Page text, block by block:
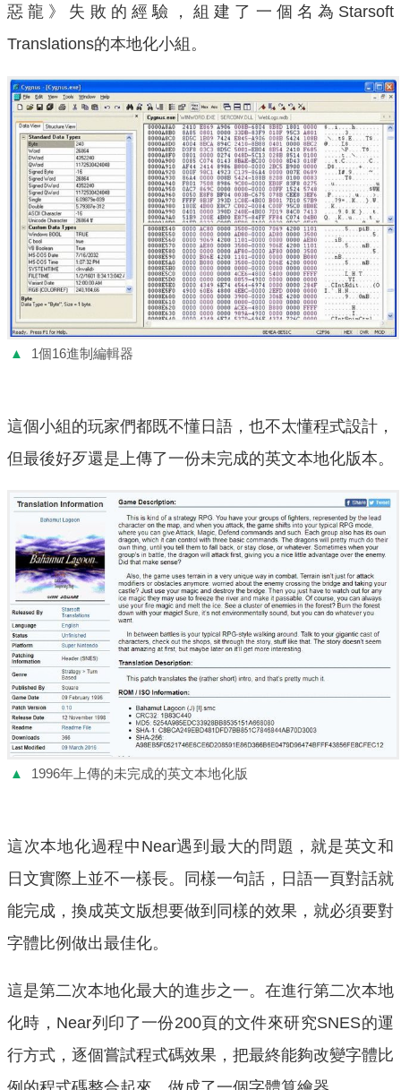
惡龍》失敗的經驗，組建了一個名為Starsoft
Translations的本地化小組。
▲ 1個16進制編輯器
這個小組的玩家們都既不懂日語，也不太懂程式設計，
但最後好歹還是上傳了一份未完成的英文本地化版本。
▲ 1996年上傳的未完成的英文本地化版
這次本地化過程中Near遇到最大的問題，就是英文和
日文實際上並不一樣長。同樣一句話，日語一頁對話就
能完成，換成英文版想要做到同樣的效果，就必須要對
字體比例做出最佳化。
這是第二次本地化最大的進步之一。在進行第二次本地
化時，Near列印了一份200頁的文件來研究SNES的運
行方式，逐個嘗試程式碼效果，把最終能夠改變字體比